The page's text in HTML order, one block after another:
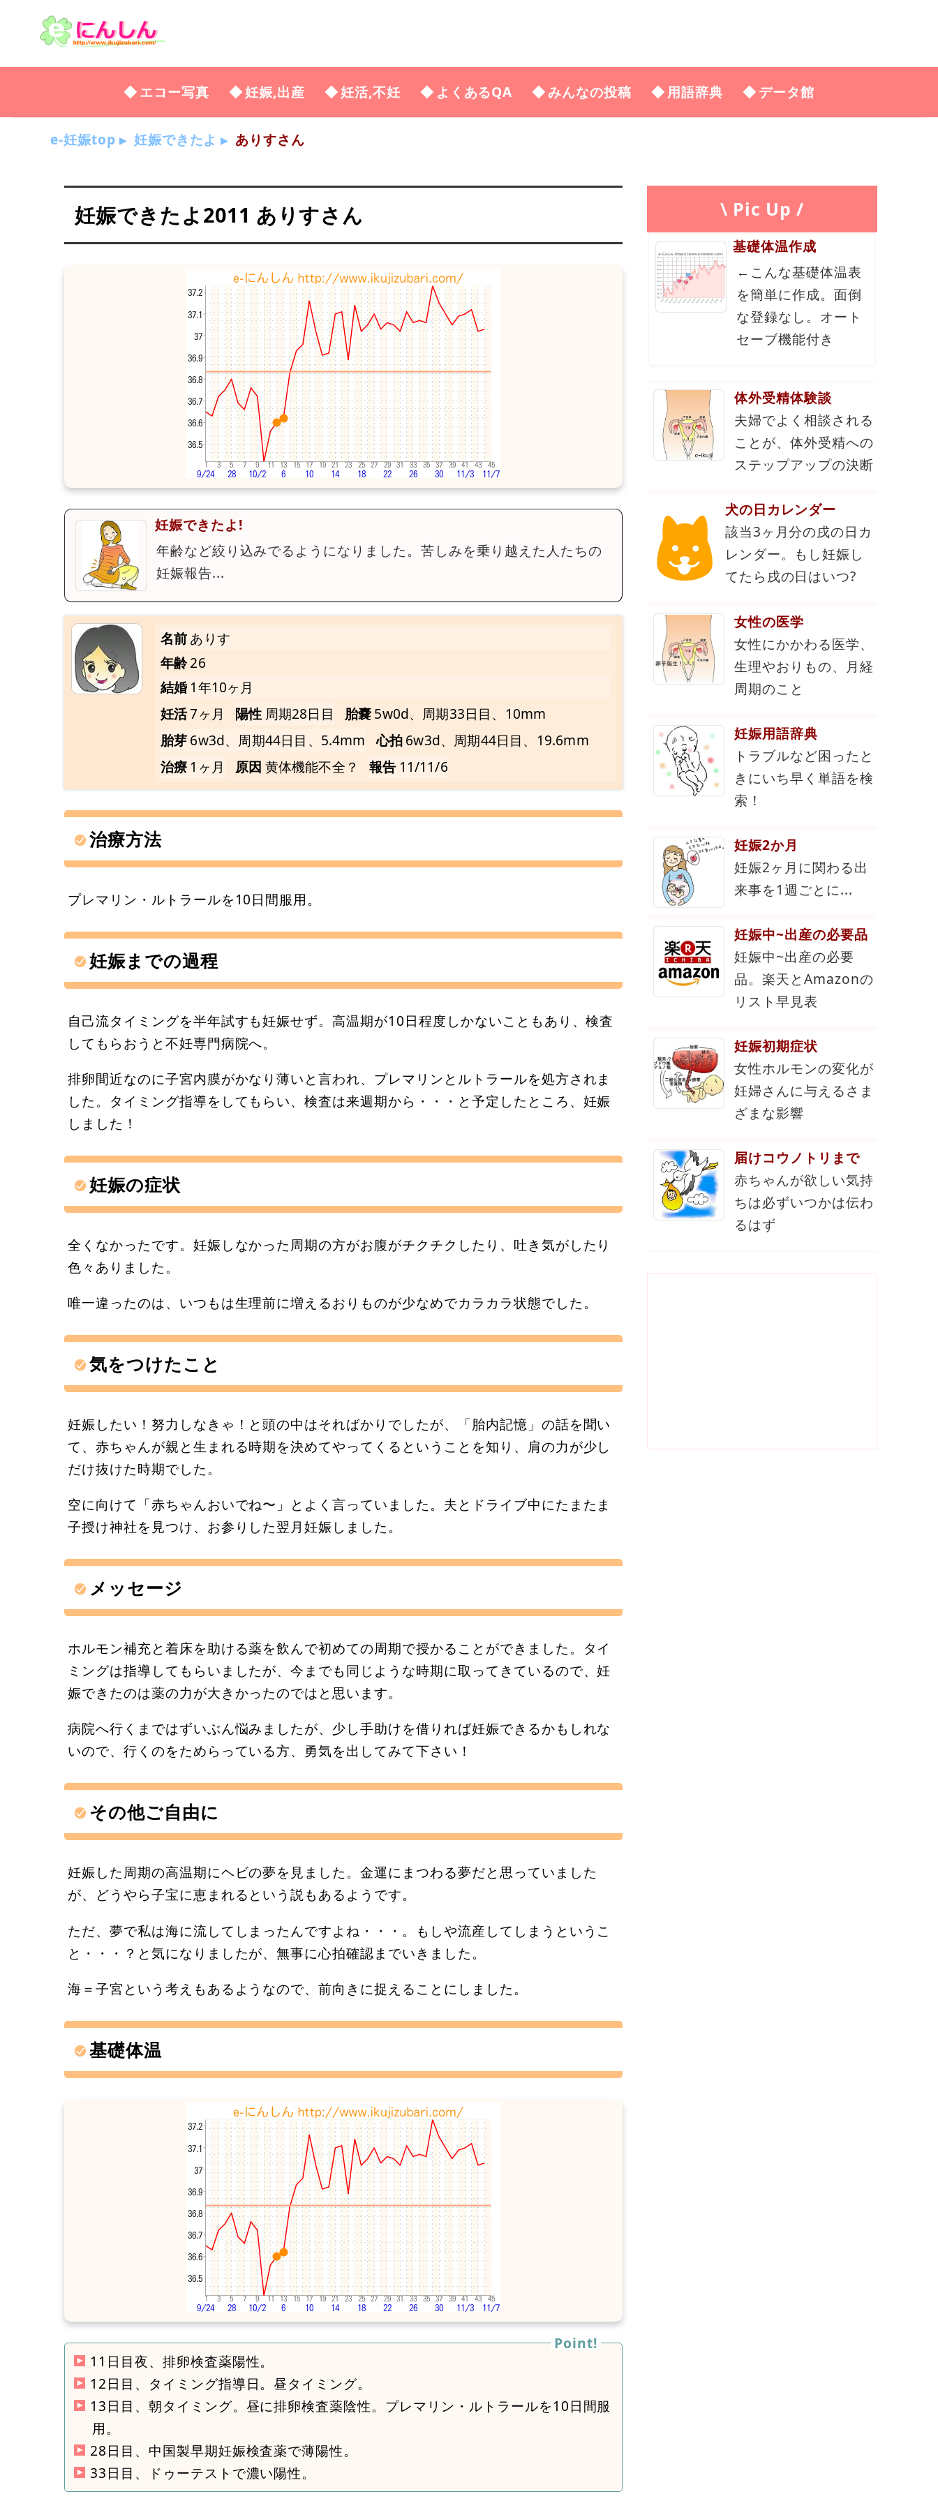
エコー写真 妊娠,出産 妊活,不妊 よくあるQA みんなの投稿 用語辞典 データ館
e-妊娠top 妊娠できたよ ありすさん
妊娠できたよ2011 ありすさん
妊娠できたよ!
年齢など絞り込みでるようになりました。苦しみを乗り越えた人たちの
妊娠報告...
名前ありす
年齢26
結婚 1年10ヶ月
妊活7ヶ月 陽性 周期28日目 胎嚢5w0d、周期33日目、10mm
胎芽6w3d、周期44日目、5.4mm 心拍6w3d、周期44日目、19.6mm
治療 1ヶ月 原因 黄体機能不全？ 報告 11/11/6
治療方法
プレマリン・ルトラールを10日間服用。
妊娠までの過程
自己流タイミングを半年試すも妊娠せず。高温期が10日程度しかないこともあり、検査
してもらおうと不妊専門病院へ。
排卵間近なのに子宮内膜がかなり薄いと言われ、プレマリンとルトラールを処方されま
した。タイミング指導をしてもらい、検査は来週期から・・・と予定したところ、妊娠
しました！
妊娠の症状
全くなかったです。妊娠しなかった周期の方がお腹がチクチクしたり、吐き気がしたり
色々ありました。
唯一違ったのは、いつもは生理前に増えるおりものが少なめでカラカラ状態でした。
気をつけたこと
妊娠したい！努力しなきゃ！と頭の中はそればかりでしたが、「胎内記憶」の話を聞い
て、赤ちゃんが親と生まれる時期を決めてやってくるということを知り、肩の力が少し
だけ抜けた時期でした。
空に向けて「赤ちゃんおいでね〜」とよく言っていました。夫とドライブ中にたまたま
子授け神社を見つけ、お参りした翌月妊娠しました。
メッセージ
ホルモン補充と着床を助ける薬を飲んで初めての周期で授かることができました。タイ
ミングは指導してもらいましたが、今までも同じような時期に取ってきているので、妊
娠できたのは薬の力が大きかったのではと思います。
病院へ行くまではずいぶん悩みましたが、少し手助けを借りれば妊娠できるかもしれな
いので、行くのをためらっている方、勇気を出してみて下さい！
その他ご自由に
妊娠した周期の高温期にヘビの夢を見ました。金運にまつわる夢だと思っていました
が、どうやら子宝に恵まれるという説もあるようです。
ただ、夢で私は海に流してしまったんですよね・・・。もしや流産してしまうというこ
と・・・？と気になりましたが、無事に心拍確認までいきました。
海＝子宮という考えもあるようなので、前向きに捉えることにしました。
基礎体温
11日目夜、排卵検査薬陽性。
12日目、タイミング指導日。昼タイミング。
13日目、朝タイミング。昼に排卵検査薬陰性。プレマリン・ルトラールを10日間服
用。
28日目、中国製早期妊娠検査薬で薄陽性。
33日目、ドゥーテストで濃い陽性。
\ Pic Up /
基礎体温作成
←こんな基礎体温表
を簡単に作成。面倒
な登録なし。オート
セーブ機能付き
体外受精体験談
夫婦でよく相談される
ことが、体外受精への
ステップアップの決断
犬の日カレンダー
該当3ヶ月分の戌の日カ
レンダー。もし妊娠し
てたら戌の日はいつ?
女性の医学
女性にかかわる医学、
生理やおりもの、月経
周期のこと
妊娠用語辞典
トラブルなど困ったと
きにいち早く単語を検
索！
妊娠2か月
妊娠2ヶ月に関わる出
来事を1週ごとに...
妊娠中~出産の必要品
妊娠中~出産の必要
品。楽天とAmazonの
リスト早見表
妊娠初期症状
女性ホルモンの変化が
妊婦さんに与えるさま
ざまな影響
届けコウノトリまで
赤ちゃんが欲しい気持
ちは必ずいつかは伝わ
るはず